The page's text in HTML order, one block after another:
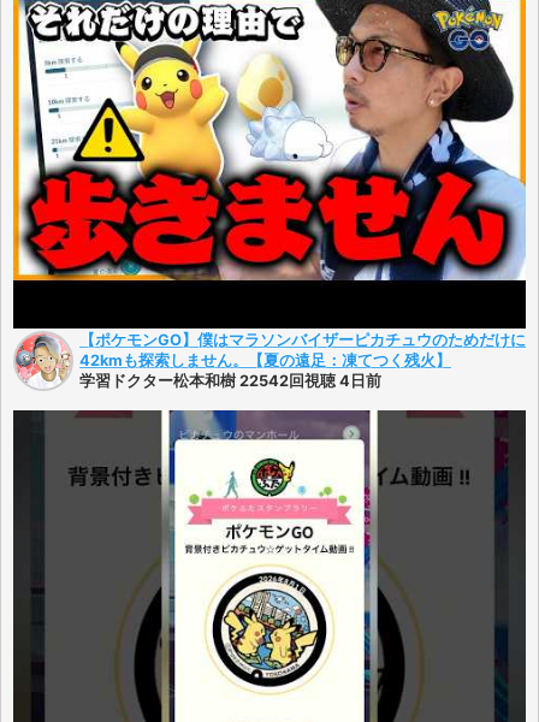
【ポケモンGO】僕はマラソンバイザーピカチュウのためだけに
42kmも探索しません。【夏の遠足：凍てつく残火】
学習ドクター松本和樹 22542回視聴 4日前